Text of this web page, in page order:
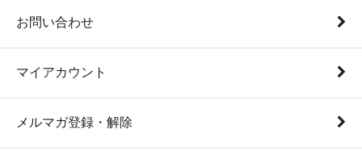
お問い合わせ
マイアカウント
メルマガ登録・解除